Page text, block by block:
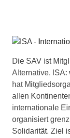
Die SAV ist
Alternative, ISA:
hat
allen
internationale
organisiert
Solidarität. Ziel